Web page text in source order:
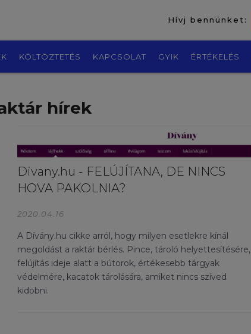
Hívj bennünket:
KÖLTÖZTETÉS KAPCSOLAT GYIK ÉRTÉKELÉS
hírek
Divany.hu - FELÚJÍTANA, DE NINCS
HOVA PAKOLNIA?
2020.04.16
A Dívány.hu cikke arról, hogy milyen esetlekre kínál
megoldást a raktár bérlés. Pince, tároló helyettesítésére,
felújítás ideje alatt a bútorok, értékesebb tárgyak
védelmére, kacatok tárolására, amiket nincs szíved
kidobni.